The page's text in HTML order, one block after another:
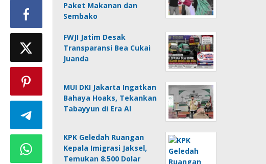
Paket Makanan dan
Sembako
FWJI Jatim Desak
Transparansi Bea Cukai
Juanda
MUI DKI Jakarta Ingatkan
Bahaya Hoaks, Tekankan
Tabayyun di Era AI
KPK Geledah Ruangan
Kepala Imigrasi Jaksel,
Temukan 8.500 Dolar